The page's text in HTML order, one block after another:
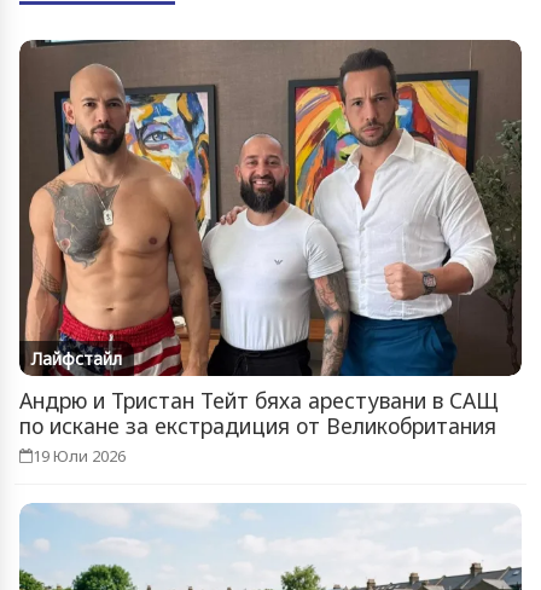
Лайфстайл
Андрю и Тристан Тейт бяха арестувани в САЩ
по искане за екстрадиция от Великобритания
19 Юли 2026